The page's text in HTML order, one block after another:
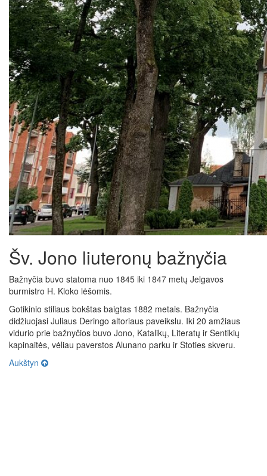
Šv. Jono liuteronų bažnyčia
Bažnyčia buvo statoma nuo 1845 iki 1847 metų Jelgavos
burmistro H. Kloko lėšomis.
Gotikinio stiliaus bokštas baigtas 1882 metais. Bažnyčia
didžiuojasi Juliaus Deringo altoriaus paveikslu. Iki 20 amžiaus
vidurio prie bažnyčios buvo Jono, Katalikų, Literatų ir Sentikių
kapinaitės, vėliau paverstos Alunano parku ir Stoties skveru.
Aukštyn